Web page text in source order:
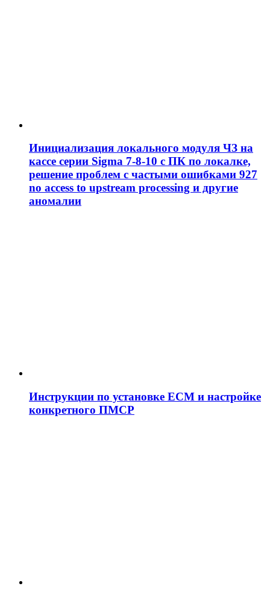
Инициализация локального модуля ЧЗ на
кассе серии Sigma 7-8-10 с ПК по локалке,
решение проблем c частыми ошибками 927
no access to upstream processing и другие
аномалии
Инструкции по установке ЕСМ и настройке
конкретного ПМСР